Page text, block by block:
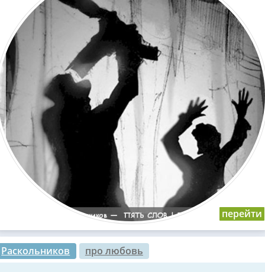
Раскольников про любовь